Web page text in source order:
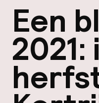
Een
2021: